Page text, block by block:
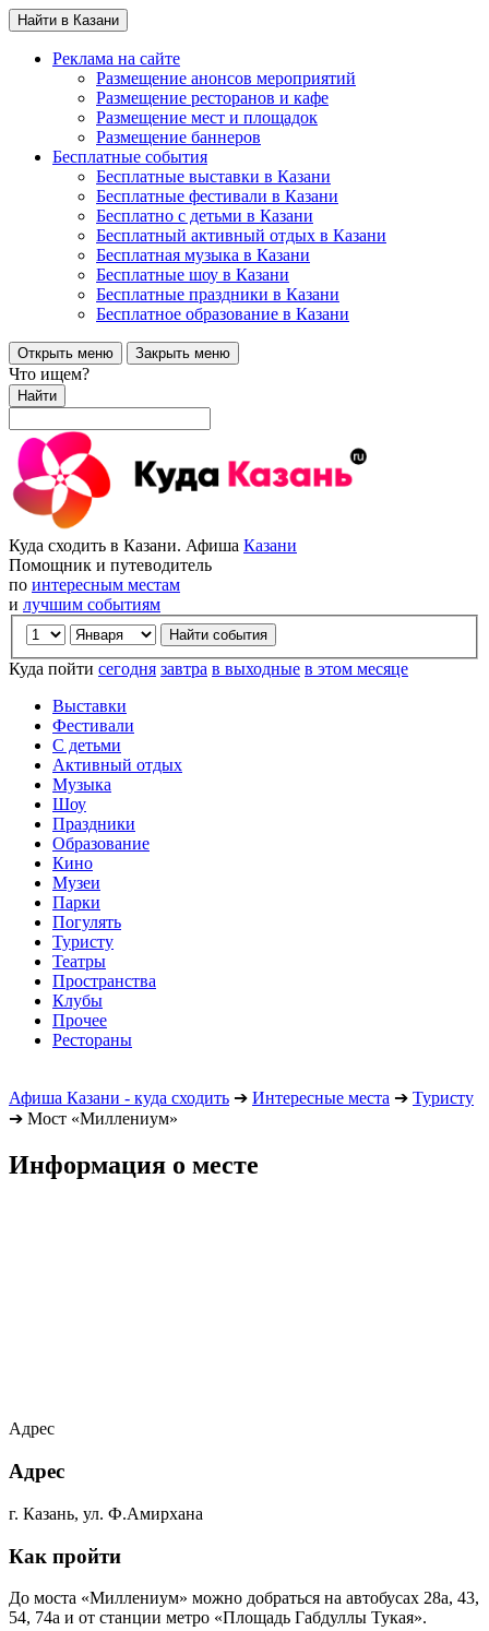
Найти в Казани
Реклама на сайте
Размещение анонсов мероприятий
Размещение ресторанов и кафе
Размещение мест и площадок
Размещение баннеров
Бесплатные события
Бесплатные выставки в Казани
Бесплатные фестивали в Казани
Бесплатно с детьми в Казани
Бесплатный активный отдых в Казани
Бесплатная музыка в Казани
Бесплатные шоу в Казани
Бесплатные праздники в Казани
Бесплатное образование в Казани
Открыть меню Закрыть меню
Что ищем?
Найти
Куда сходить в Казани. Афиша Казани
Помощник и путеводитель
по интересным местам
и лучшим событиям
Куда пойти сегодня завтра в выходные в этом месяце
Выставки
Фестивали
С детьми
Активный отдых
Музыка
Шоу
Праздники
Образование
Кино
Музеи
Парки
Погулять
Туристу
Театры
Пространства
Клубы
Прочее
Рестораны
Афиша Казани - куда сходить ➔ Интересные места ➔ Туристу
➔ Мост «Миллениум»
Информация о месте
Адрес
Адрес
г. Казань, ул. Ф.Амирхана
Как пройти
До моста «Миллениум» можно добраться на автобусах 28а, 43,
54, 74а и от станции метро «Площадь Габдуллы Тукая».